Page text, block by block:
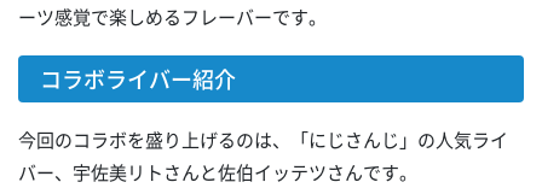
ーツ感覚で楽しめるフレーバーです。
コラボライバー紹介
今回のコラボを盛り上げるのは、「にじさんじ」の人気ライ
バー、宇佐美リトさんと佐伯イッテツさんです。